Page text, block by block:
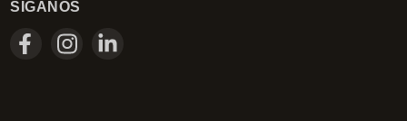
SÍGANOS